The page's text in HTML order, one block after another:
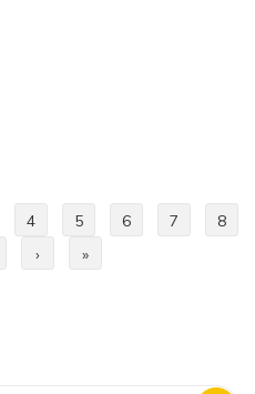
4 5 6 7
8
› »